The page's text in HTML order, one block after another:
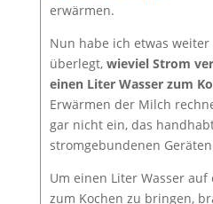
erwärmen.
Nun habe ich etwas
überlegt, wieviel Strom
einen Liter Wasser zum
Erwärmen der Milch
gar nicht ein, das
stromgebundenen
Um einen Liter Wasser
zum Kochen zu bringen,